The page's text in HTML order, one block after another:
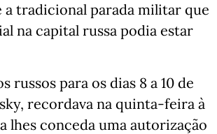
a tradicional parada militar que
na capital russa podia estar
para os dias 8 a 10 de
recordava na quinta-feira à
lhes conceda uma autorização